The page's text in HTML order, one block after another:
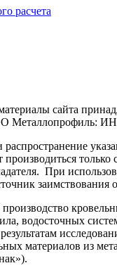
расчета
сайта
Металлопрофиль:
только
При
заимствования
водосточных
материалов из